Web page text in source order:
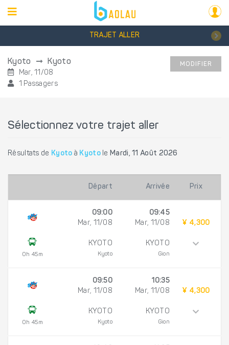
TRAJET ALLER
Kyoto Kyoto
Mar, 11/08
1 Passagers
MODIFIER
Sélectionnez votre trajet aller
Résultats de Kyoto à KyotoleMardi, 11 Août 2026
Départ Arrivée Prix
0h 45m
09:00
Mar, 11/08
KYOTO
Kyoto
09:45
Mar, 11/08
KYOTO
Gion
¥ 4,300
0h 45m
09:50
Mar, 11/08
KYOTO
Kyoto
10:35
Mar, 11/08
KYOTO
Gion
¥ 4,300